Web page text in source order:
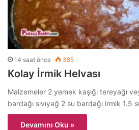
14 saat önce 385
Kolay İrmik Helvası
Malzemeler 2 yemek kaşığı tereyağı
bardağı sıvıyağ 2 su bardağı irmik 1.5
Devamını Oku »